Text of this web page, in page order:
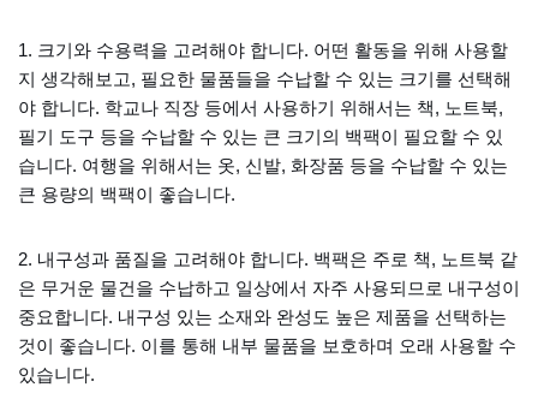
1. 크기와 수용력을 고려해야 합니다. 어떤 활동을 위해 사용할
지 생각해보고, 필요한 물품들을 수납할 수 있는 크기를 선택해
야 합니다. 학교나 직장 등에서 사용하기 위해서는 책, 노트북,
필기 도구 등을 수납할 수 있는 큰 크기의 백팩이 필요할 수 있
습니다. 여행을 위해서는 옷, 신발, 화장품 등을 수납할 수 있는
큰 용량의 백팩이 좋습니다.
2. 내구성과 품질을 고려해야 합니다. 백팩은 주로 책, 노트북 같
은 무거운 물건을 수납하고 일상에서 자주 사용되므로 내구성이
중요합니다. 내구성 있는 소재와 완성도 높은 제품을 선택하는
것이 좋습니다. 이를 통해 내부 물품을 보호하며 오래 사용할 수
있습니다.